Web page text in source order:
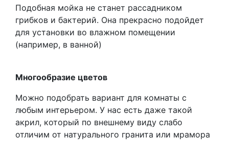
Подобная мойка не станет рассадником
грибков и бактерий. Она прекрасно подойдет
для установки во влажном помещении
(например, в ванной)
Многообразие цветов
Можно подобрать вариант для комнаты с
любым интерьером. У нас есть даже такой
акрил, который по внешнему виду слабо
отличим от натурального гранита или мрамора